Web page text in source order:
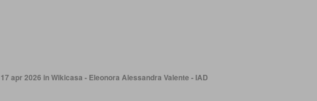
17 apr 2026 in Wikicasa - Eleonora Alessandra Valente - IAD